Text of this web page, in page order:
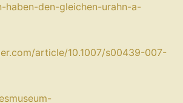
haben-den-gleichen-urahn-a-
article/10.1007/s00439-007-